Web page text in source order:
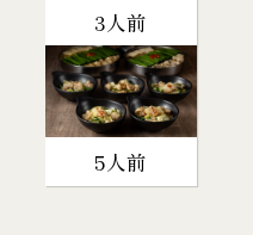
3人前
5人前